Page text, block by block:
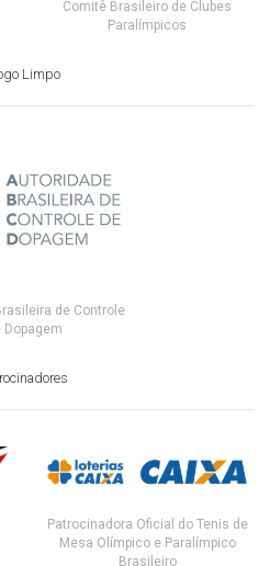
Comitê Brasileiro de Clubes
Paralímpicos
Limpo
de Controle
Dopagem
Patrocinadora Oficial do Tenis de
Mesa Olímpico e Paralímpico
Brasileiro